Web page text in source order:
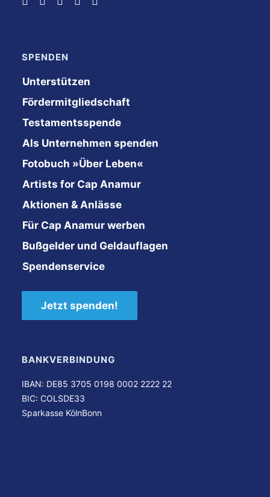
SPENDEN
Unterstützen
Fördermitgliedschaft
Testamentsspende
Als Unternehmen spenden
Fotobuch »Über Leben«
Artists for Cap Anamur
Aktionen & Anlässe
Für Cap Anamur werben
Bußgelder und Geldauflagen
Spendenservice
Jetzt spenden!
BANKVERBINDUNG
IBAN: DE85 3705 0198 0002 2222 22
BIC: COLSDE33
Sparkasse KölnBonn